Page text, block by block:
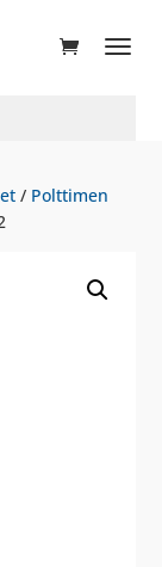
/ Polttimen